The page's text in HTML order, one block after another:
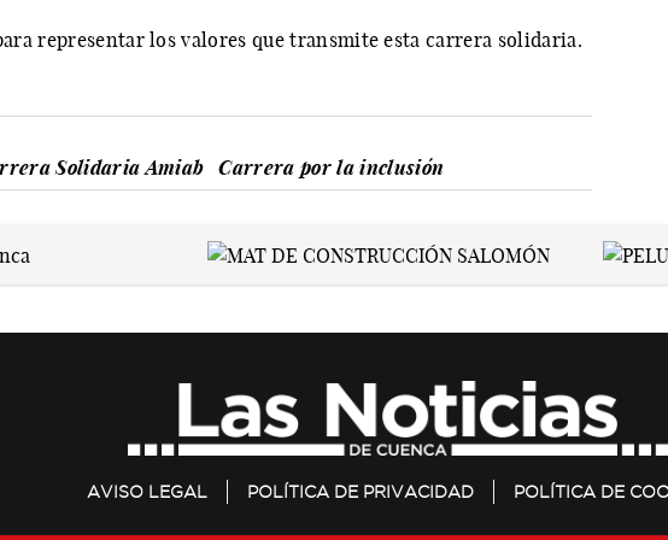
representar los valores que transmite esta carrera solidaria.
Solidaria Amiab Carrera por la inclusión
AVISO LEGAL POLÍTICA DE PRIVACIDAD POLÍTICA DE